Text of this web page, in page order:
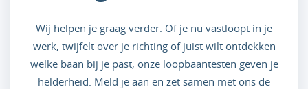
Wij helpen je graag verder. Of je nu vastloopt in je
werk, twijfelt over je richting of juist wilt ontdekken
welke baan bij je past, onze loopbaantesten geven je
helderheid. Meld je aan en zet samen met ons de